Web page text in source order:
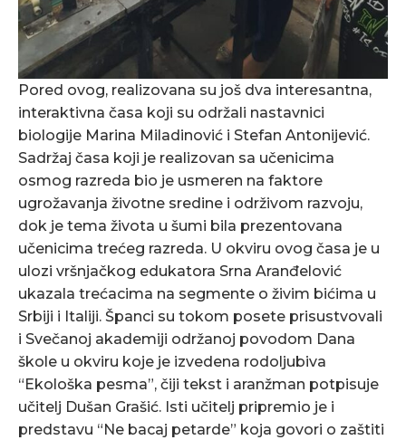
Pored ovog, realizovana su još dva interesantna,
interaktivna časa koji su održali nastavnici
biologije Marina Miladinović i Stefan Antonijević.
Sadržaj časa koji je realizovan sa učenicima
osmog razreda bio je usmeren na faktore
ugrožavanja životne sredine i održivom razvoju,
dok je tema života u šumi bila prezentovana
učenicima trećeg razreda. U okviru ovog časa je u
ulozi vršnjačkog edukatora Srna Aranđelović
ukazala trećacima na segmente o živim bićima u
Srbiji i Italiji. Španci su tokom posete prisustvovali
i Svečanoj akademiji održanoj povodom Dana
škole u okviru koje je izvedena rodoljubiva
“Ekološka pesma”, čiji tekst i aranžman potpisuje
učitelj Dušan Grašić. Isti učitelj pripremio je i
predstavu “Ne bacaj petarde” koja govori o zaštiti